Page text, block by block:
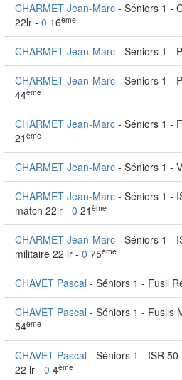
CHARMET Jean-Marc - Séniors 1 -
22lr - 0 16ème
CHARMET Jean-Marc - Séniors 1 -
CHARMET Jean-Marc - Séniors 1 -
44ème
CHARMET Jean-Marc - Séniors 1 -
21 ème
CHARMET Jean-Marc - Séniors 1 -
CHARMET Jean-Marc - Séniors 1 -
match 22lr - 0 21 ème
CHARMET Jean-Marc - Séniors 1 -
militaire 22 lr - 0 75ème
CHAVET Pascal - Séniors 1 - Fusil
CHAVET Pascal - Séniors 1 - Fusils
54ème
CHAVET Pascal - Séniors 1 - ISR
22 lr - 0 4ème